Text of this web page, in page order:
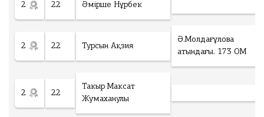
2 22 Әмірше Нұрбек
2 22 Турсын Ақзия
Ә.Молдағұлова
атындағы. 173 ОМ
2 22
Такыр Максат
Жумаханулы